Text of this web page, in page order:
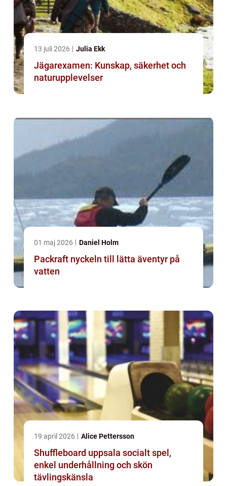
13 juli 2026 Julia Ekk
Jägarexamen: Kunskap, säkerhet och
naturupplevelser
01 maj 2026 Daniel Holm
Packraft nyckeln till lätta äventyr på
vatten
19 april 2026 Alice Pettersson
Shuffleboard uppsala socialt spel,
enkel underhållning och skön
tävlingskänsla